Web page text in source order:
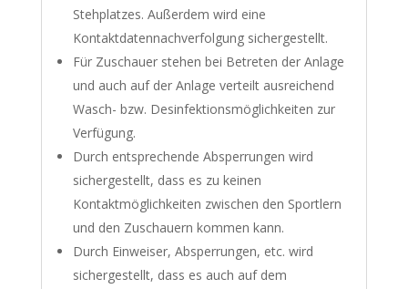
Stehplatzes. Außerdem wird eine
Kontaktdatennachverfolgung sichergestellt.
Für Zuschauer stehen bei Betreten der Anlage
und auch auf der Anlage verteilt ausreichend
Wasch- bzw. Desinfektionsmöglichkeiten zur
Verfügung.
Durch entsprechende Absperrungen wird
sichergestellt, dass es zu keinen
Kontaktmöglichkeiten zwischen den Sportlern
und den Zuschauern kommen kann.
Durch Einweiser, Absperrungen, etc. wird
sichergestellt, dass es auch auf dem